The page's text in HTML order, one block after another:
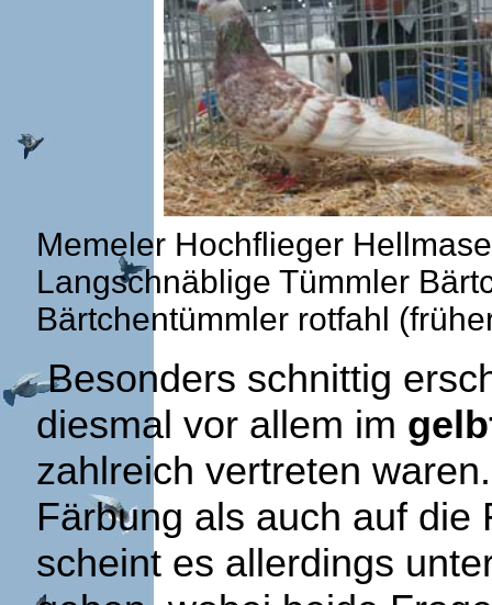
Memeler Hochflieger
Langschnäblige Tümmler
Bärtchentümmler rotfahl
Besonders schnittig
diesmal vor allem im
zahlreich vertreten
Färbung als auch auf die
scheint es allerdings